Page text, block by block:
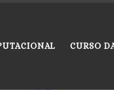
CURSO